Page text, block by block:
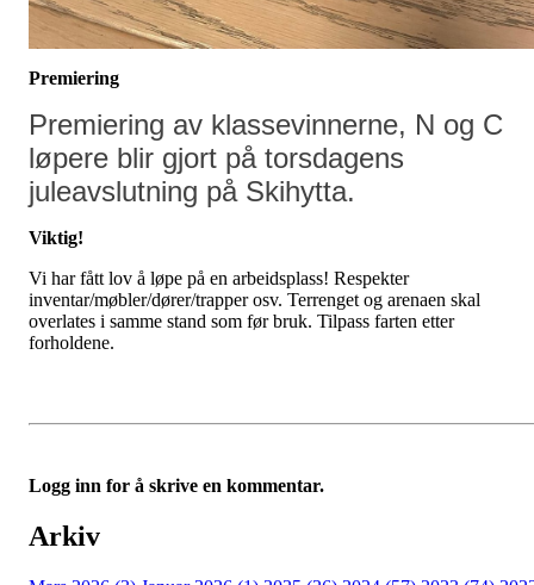
Premiering
Premiering av klassevinnerne, N og C
løpere blir gjort på torsdagens
juleavslutning på Skihytta.
Viktig!
Vi har fått lov å løpe på en arbeidsplass! Respekter
inventar/møbler/dører/trapper osv. Terrenget og arenaen skal
overlates i samme stand som før bruk. Tilpass farten etter
forholdene.
Logg inn for å skrive en kommentar.
Arkiv